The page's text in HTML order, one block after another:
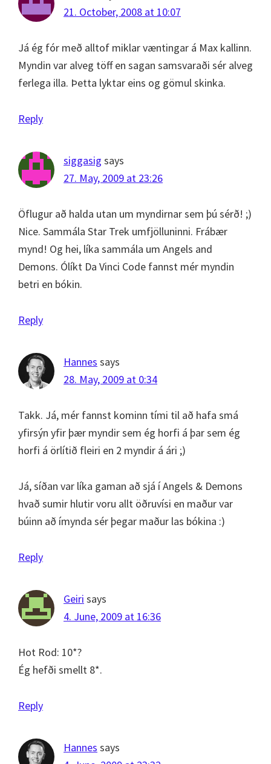
21. October, 2008 at 10:07
Já ég fór með alltof miklar væntingar á Max kallinn.
Myndin var alveg töff en sagan samsvaraði sér alveg
ferlega illa. Þetta lyktar eins og gömul skinka.
Reply
siggasig says
27. May, 2009 at 23:26
Öflugur að halda utan um myndirnar sem þú sérð! ;)
Nice. Sammála Star Trek umfjölluninni. Frábær
mynd! Og hei, líka sammála um Angels and
Demons. Ólíkt Da Vinci Code fannst mér myndin
betri en bókin.
Reply
Hannes says
28. May, 2009 at 0:34
Takk. Já, mér fannst kominn tími til að hafa smá
yfirsýn yfir þær myndir sem ég horfi á þar sem ég
horfi á örlítið fleiri en 2 myndir á ári ;)
Já, síðan var líka gaman að sjá í Angels & Demons
hvað sumir hlutir voru allt öðruvísi en maður var
búinn að ímynda sér þegar maður las bókina :)
Reply
Geiri says
4. June, 2009 at 16:36
Hot Rod: 10*?
Ég hefði smellt 8*.
Reply
Hannes says